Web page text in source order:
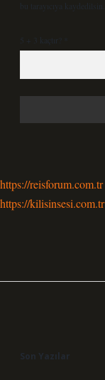
bu tarayıcıya kaydedilsin.
5 + 3 kaçtır?
https://reisforum.com.tr
https://kilisinsesi.com.tr
Son Yazılar